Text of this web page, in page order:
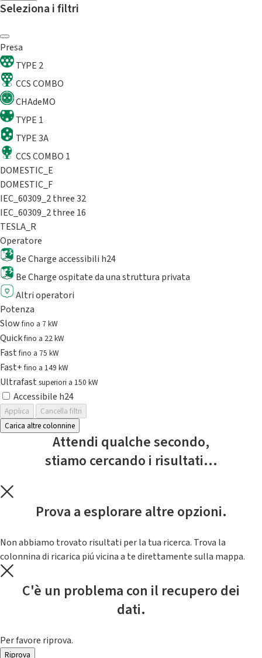
Seleziona i filtri
Presa
TYPE 2
CCS COMBO
CHAdeMO
TYPE 1
TYPE 3A
CCS COMBO 1
DOMESTIC_E
DOMESTIC_F
IEC_60309_2 three 32
IEC_60309_2 three 16
TESLA_R
Operatore
Be Charge accessibili h24
Be Charge ospitate da una struttura privata
Altri operatori
Potenza
Slowfino a 7 kW
Quickfino a 22 kW
Fastfino a 75 kW
Fast+fino a 149 kW
Ultrafast superiori a 150 kW
Accessibile h24
Applica
Cancella filtri
Carica altre colonnine
Attendi qualche secondo,
stiamo cercando i risultati...
Prova a esplorare altre opzioni.
Non abbiamo trovato risultati per la tua ricerca. Trova la
colonnina di ricarica piú vicina a te direttamente sulla mappa.
C'è un problema con il recupero dei
dati.
Per favore riprova.
Riprova